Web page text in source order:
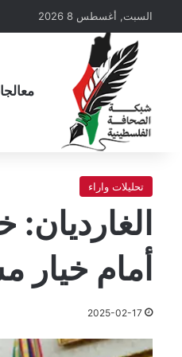
السبت, أغسطس 8 2026
تحليلات واراء
أمام خيار
2025-02-17